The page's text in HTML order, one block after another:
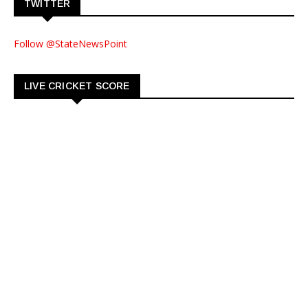
TWITTER
Follow @StateNewsPoint
LIVE CRICKET SCORE